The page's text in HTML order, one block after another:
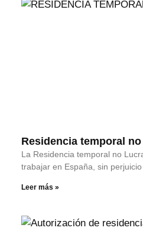
Residencia temporal
La Residencia temporal no
trabajar en España, sin
Leer más »